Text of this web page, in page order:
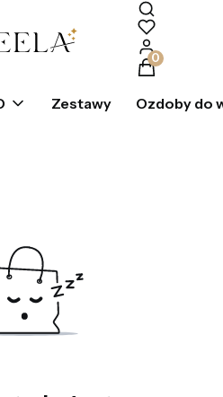
Produkty w
Zestawy Ozdoby do